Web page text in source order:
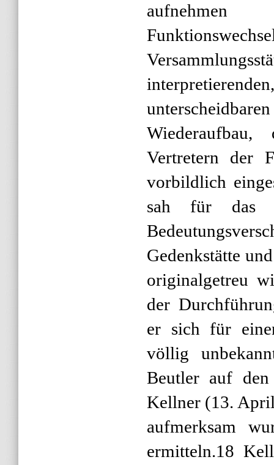
Vertretern der
vorbildlich
sah für das
Gedenkstätte
originalgetreu
der
er sich für
völlig
Beutler auf
Kellner (13.
aufmerksam
ermitteln.18